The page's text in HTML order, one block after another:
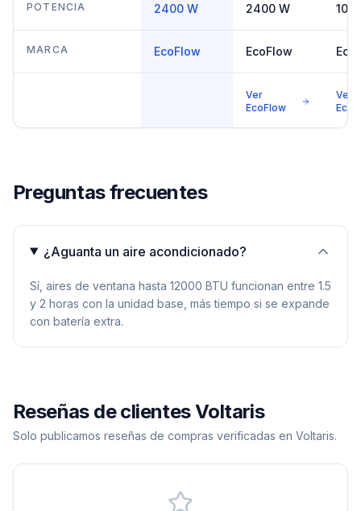
POTENCIA 2400 W 2400 W
MARCA EcoFlow EcoFlow
Ver
EcoFlow
Ver
Preguntas frecuentes
¿Aguanta un aire acondicionado?
Sí, aires de ventana hasta 12000 BTU funcionan entre 1.5
y 2 horas con la unidad base, más tiempo si se expande
con batería extra.
Reseñas de clientes Voltaris
Solo publicamos reseñas de compras verificadas en Voltaris.